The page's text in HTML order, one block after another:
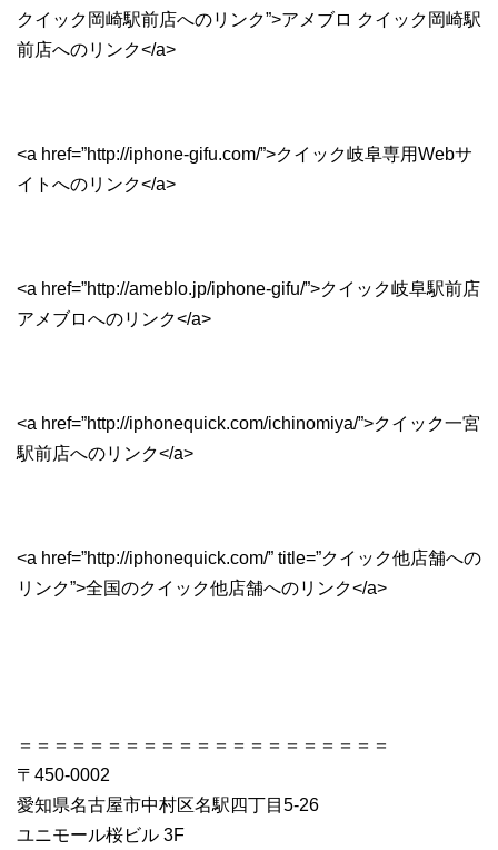
クイック岡崎駅前店へのリンク”>アメブロ クイック岡崎駅
前店へのリンク</a>
<a href=”http://iphone-gifu.com/”>クイック岐阜専用Webサ
イトへのリンク</a>
<a href=”http://ameblo.jp/iphone-gifu/”>クイック岐阜駅前店
アメブロへのリンク</a>
<a href=”http://iphonequick.com/ichinomiya/”>クイック一宮
駅前店へのリンク</a>
<a href=”http://iphonequick.com/” title=”クイック他店舗への
リンク”>全国のクイック他店舗へのリンク</a>
＝＝＝＝＝＝＝＝＝＝＝＝＝＝＝＝＝＝＝＝＝
〒450-0002
愛知県名古屋市中村区名駅四丁目5-26
ユニモール桜ビル 3F